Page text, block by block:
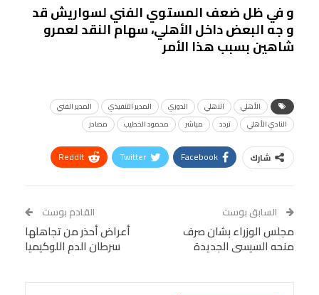
و في ظل ضعف المستوي الفني لسواريش قد
و جه البعض داخل الأهلي، سهام النقد لعمرو
شاهين بسبب هذا الأمر
الأهلي الاهلي الدوري المدير التنفيذي
المدير الفني
النادي الأهلي
تردد مباشر محمود الخطيب مصادر
شارك Facebook
Twitter
ReddIt
Tumblr
البريد الإلكتروني
StumbleUpon
VK
Digg
LINE
BlackBerry
Viber
السابق بوست
مجلس الوزراء بشان صرف
منحه السيسى الجديدة
القادم بوست
أعراض أحذر من تجاهلها
سرطان الدم اللوكيميا